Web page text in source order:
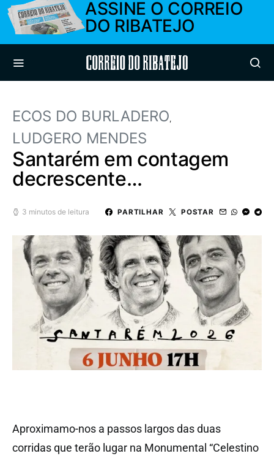
ASSINE O CORREIO
DO RIBATEJO
Correio do Ribatejo
ECOS DO BURLADERO
LUDGERO MENDES
Santarém em contagem
decrescente…
3 minutos de leitura PARTILHAR POSTAR
Aproximamo-nos a passos largos das duas
corridas que terão lugar na Monumental “Celestino